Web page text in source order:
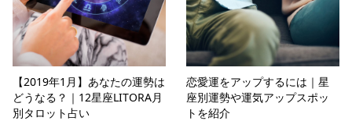
【2019年1月】あなたの運勢は
どうなる？｜12星座LITORA月
別タロット占い
恋愛運をアップするには｜星
座別運勢や運気アップスポッ
トを紹介